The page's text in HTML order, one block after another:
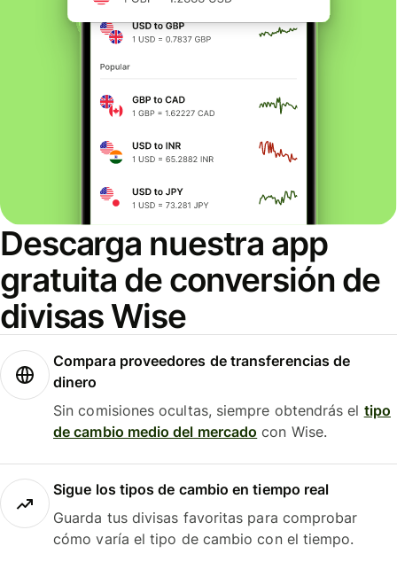
Descarga nuestra app
gratuita de conversión de
divisas Wise
Compara proveedores de transferencias de
dinero
Sin comisiones ocultas, siempre obtendrás el tipo
de cambio medio del mercado con Wise.
Sigue los tipos de cambio en tiempo real
Guarda tus divisas favoritas para comprobar
cómo varía el tipo de cambio con el tiempo.